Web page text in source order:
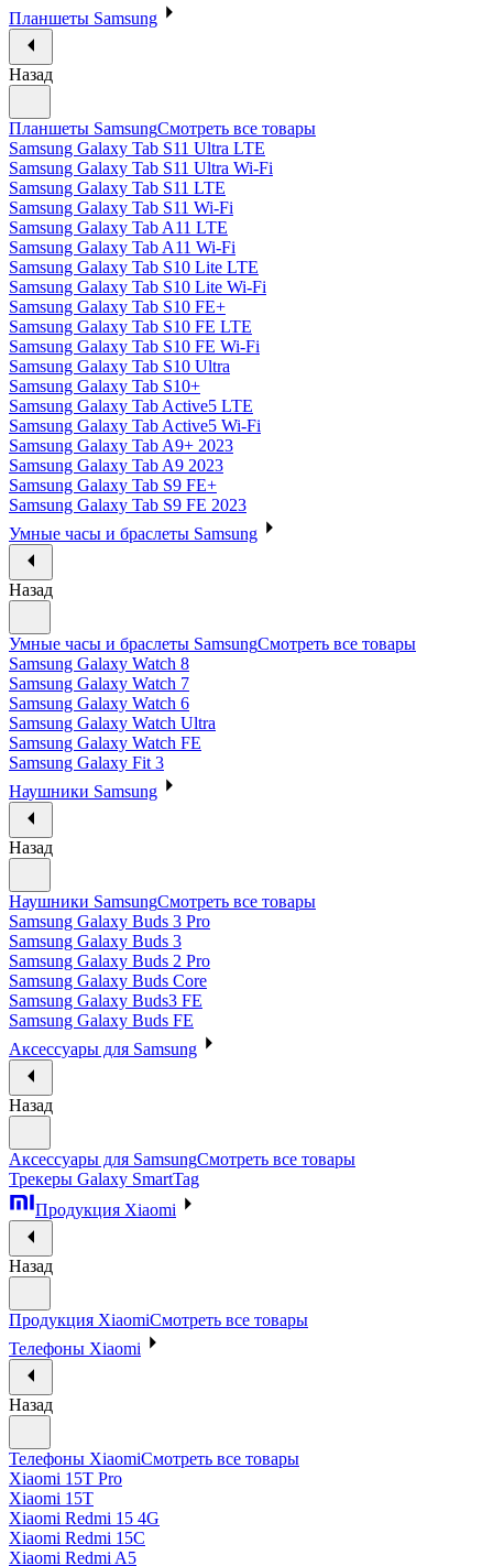
Планшеты Samsung
Назад
Планшеты SamsungСмотреть все товары
Samsung Galaxy Tab S11 Ultra LTE
Samsung Galaxy Tab S11 Ultra Wi-Fi
Samsung Galaxy Tab S11 LTE
Samsung Galaxy Tab S11 Wi-Fi
Samsung Galaxy Tab A11 LTE
Samsung Galaxy Tab A11 Wi-Fi
Samsung Galaxy Tab S10 Lite LTE
Samsung Galaxy Tab S10 Lite Wi-Fi
Samsung Galaxy Tab S10 FE+
Samsung Galaxy Tab S10 FE LTE
Samsung Galaxy Tab S10 FE Wi-Fi
Samsung Galaxy Tab S10 Ultra
Samsung Galaxy Tab S10+
Samsung Galaxy Tab Active5 LTE
Samsung Galaxy Tab Active5 Wi-Fi
Samsung Galaxy Tab A9+ 2023
Samsung Galaxy Tab A9 2023
Samsung Galaxy Tab S9 FE+
Samsung Galaxy Tab S9 FE 2023
Умные часы и браслеты Samsung
Назад
Умные часы и браслеты SamsungСмотреть все товары
Samsung Galaxy Watch 8
Samsung Galaxy Watch 7
Samsung Galaxy Watch 6
Samsung Galaxy Watch Ultra
Samsung Galaxy Watch FE
Samsung Galaxy Fit 3
Наушники Samsung
Назад
Наушники SamsungСмотреть все товары
Samsung Galaxy Buds 3 Pro
Samsung Galaxy Buds 3
Samsung Galaxy Buds 2 Pro
Samsung Galaxy Buds Core
Samsung Galaxy Buds3 FE
Samsung Galaxy Buds FE
Аксессуары для Samsung
Назад
Аксессуары для SamsungСмотреть все товары
Трекеры Galaxy SmartTag
Продукция Xiaomi
Назад
Продукция XiaomiСмотреть все товары
Телефоны Xiaomi
Назад
Телефоны XiaomiСмотреть все товары
Xiaomi 15T Pro
Xiaomi 15T
Xiaomi Redmi 15 4G
Xiaomi Redmi 15C
Xiaomi Redmi A5